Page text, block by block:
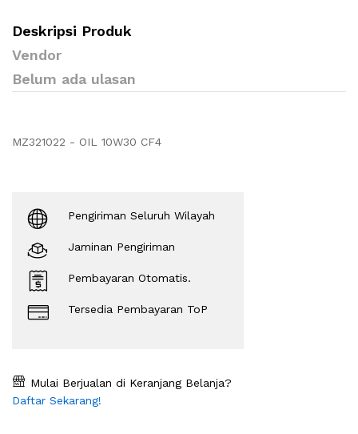
Deskripsi Produk
Vendor
Belum ada ulasan
MZ321022 - OIL 10W30 CF4
Pengiriman Seluruh Wilayah
Jaminan Pengiriman
Pembayaran Otomatis.
Tersedia Pembayaran ToP
Mulai Berjualan di Keranjang Belanja?
Daftar Sekarang!